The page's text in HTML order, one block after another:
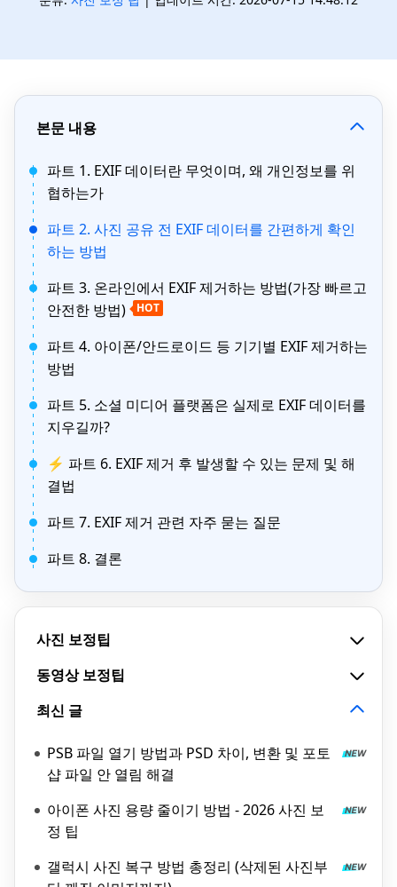
본문 내용
파트 1. EXIF 데이터란 무엇이며, 왜 개인정보를 위
협하는가
파트 2. 사진 공유 전 EXIF 데이터를 간편하게 확인
하는 방법
파트 3. 온라인에서 EXIF 제거하는 방법(가장 빠르고
안전한 방법)
HOT
파트 4. 아이폰/안드로이드 등 기기별 EXIF 제거하는
방법
파트 5. 소셜 미디어 플랫폼은 실제로 EXIF 데이터를
지우길까?
⚡ 파트 6. EXIF 제거 후 발생할 수 있는 문제 및 해
결법
파트 7. EXIF 제거 관련 자주 묻는 질문
파트 8. 결론
사진 보정팁
동영상 보정팁
최신 글
PSB 파일 열기 방법과 PSD 차이, 변환 및 포토
샵 파일 안 열림 해결
아이폰 사진 용량 줄이기 방법 - 2026 사진 보
정 팁
갤럭시 사진 복구 방법 총정리 (삭제된 사진부